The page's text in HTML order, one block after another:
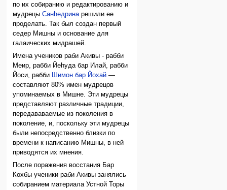
по их собиранию и редактированию и
мудрецыСанhедрина решили ее
проделать. Так был создан первый
седер Мишны и основание для
галаических мидрашей.
Имена учеников раби Акивы - рабби
Меир, рабби Йеhуда бар Илай, рабби
Йоси, рабби Шимон бар Йохай —
составляют 80% имен мудрецов
упоминаемых в Мишне. Эти мудрецы
представляют различные традиции,
передававаемые из поколения в
поколение, и, поскольку эти мудрецы
были непосредственно близки по
времени к написанию Мишны, в ней
приводятся их мнения.
После поражения восстания Бар
Кохбы ученики раби Акивы занялись
собиранием материала Устной Торы